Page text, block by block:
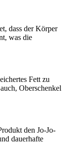
dass der Körper
was die
Fett zu
Oberschenkel
den Jo-Jo-
dauerhafte